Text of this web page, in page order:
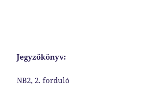
Jegyzőkönyv:
NB2, 2. forduló